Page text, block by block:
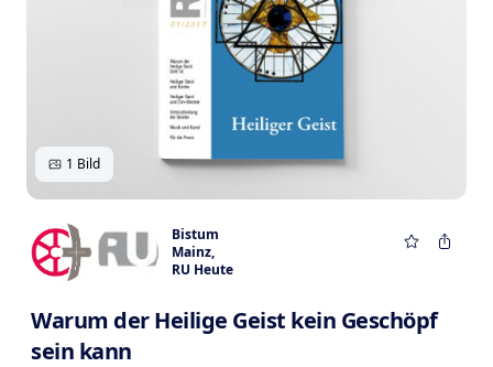
1 Bild
Bistum
Mainz,
RU Heute
Warum der Heilige Geist kein Geschöpf
sein kann